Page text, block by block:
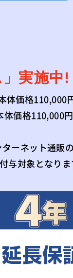
実施中!
体価格110,000
価格110,000
ーネット通販
与対象となりま